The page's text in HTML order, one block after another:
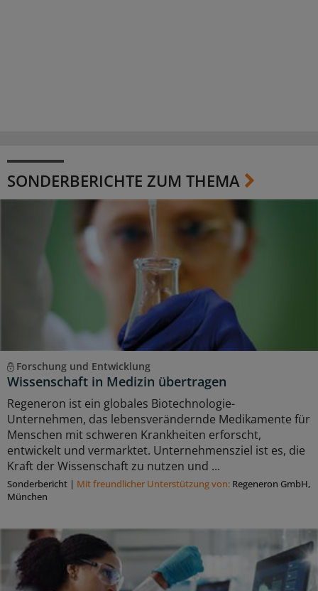
SONDERBERICHTE ZUM THEMA
Forschung und Entwicklung
Wissenschaft in Medizin übertragen
Regeneron ist ein globales Biotechnologie-
Unternehmen, das lebensverändernde Medikamente für
Menschen mit schweren Krankheiten erforscht,
entwickelt und vermarktet. Unternehmensziel ist es, die
Kraft der Wissenschaft zu nutzen und ...
Sonderbericht | Mit freundlicher Unterstützung von: Regeneron GmbH,
München